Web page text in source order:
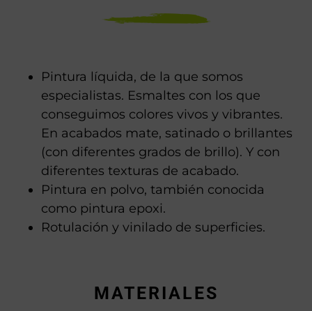
Pintura líquida, de la que somos
especialistas. Esmaltes con los que
conseguimos colores vivos y vibrantes.
En acabados mate, satinado o brillantes
(con diferentes grados de brillo). Y con
diferentes texturas de acabado.
Pintura en polvo, también conocida
como pintura epoxi.
Rotulación y vinilado de superficies.
MATERIALES